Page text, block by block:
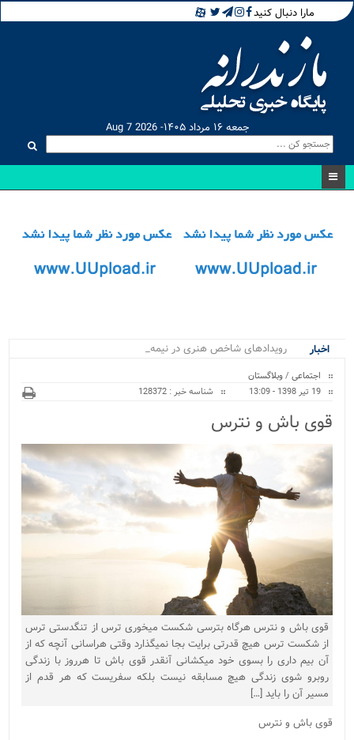
مارا دنبال کنید
جمعه ۱۶ مرداد ۱۴۰۵- Aug 7 2026
اخبار
رویدادهای شاخص هنری در نیمه نخست _
اجتماعی /وبلاگستان
19 تیر 1398 - 13:09
شناسه خبر : 128372
قوی باش و نترس
قوی باش و نترس هرگاه بترسی شکست میخوری ترس از تنگدستی ترس
از شکست ترس هیچ قدرتی برایت بجا نمیگذارد وقتی هراسانی آنچه که از
آن بیم داری را بسوی خود میکشانی آنقدر قوی باش تا هرروز با زندگی
روبرو شوی زندگی هیچ مسابقه نیست بلکه سفریست که هر قدم از
مسیر آن را باید […]
قوی باش و نترس